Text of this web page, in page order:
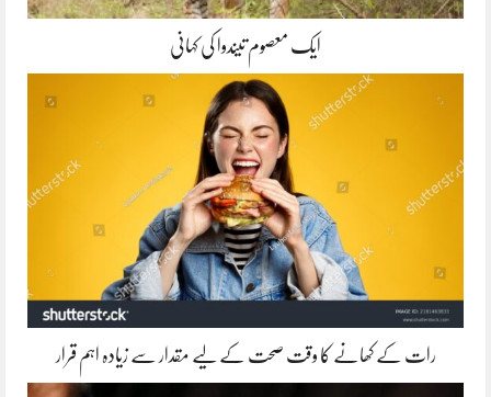
ایک معصوم تیندوا کی کہانی
رات کے کھانے کا وقت صحت کے لیے مقدار سے زیادہ اہم قرار